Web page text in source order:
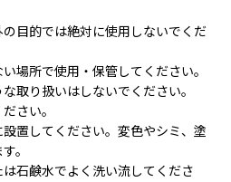
目的では絶対に使用しないでくだ
場所で使用・保管してください。
取り扱いはしないでください。
さい。
置してください。変色やシミ、塗
。
石鹸水でよく洗い流してくださ